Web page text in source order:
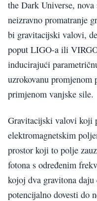
the Dark Universe,
neizravno promatranje
bi gravitacijski valovi,
poput LIGO-a ili
inducirajući
uzrokovanu promjenom
primjenom vanjske sile.
Gravitacijski valovi koji
elektromagnetskim
prostor koji to polje
fotona s određenim
kojoj dva gravitona
potencijalno dovesti do